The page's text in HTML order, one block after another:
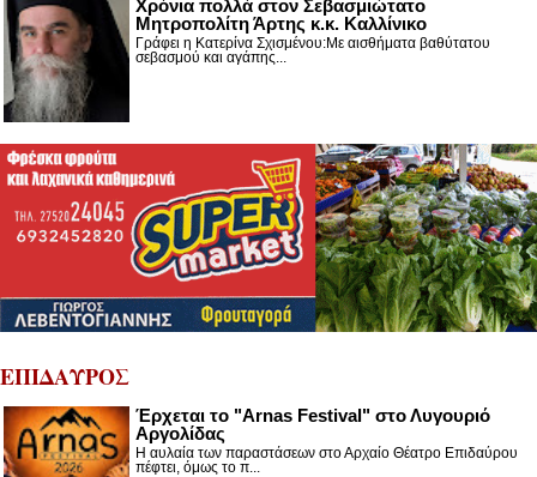
Χρόνια πολλά στον Σεβασμιώτατο
Μητροπολίτη Άρτης κ.κ. Καλλίνικο
Γράφει η Κατερίνα Σχισμένου:Με αισθήματα βαθύτατου
σεβασμού και αγάπης...
ΕΠΙΔΑΥΡΟΣ
Έρχεται το "Arnas Festival" στο Λυγουριό
Αργολίδας
Η αυλαία των παραστάσεων στο Αρχαίο Θέατρο Επιδαύρου
πέφτει, όμως το π...